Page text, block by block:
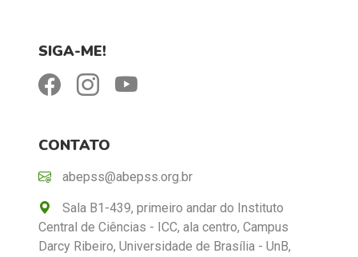
SIGA-ME!
CONTATO
abepss@abepss.org.br
Sala B1-439, primeiro andar do Instituto
Central de Ciências - ICC, ala centro, Campus
Darcy Ribeiro, Universidade de Brasília - UnB,